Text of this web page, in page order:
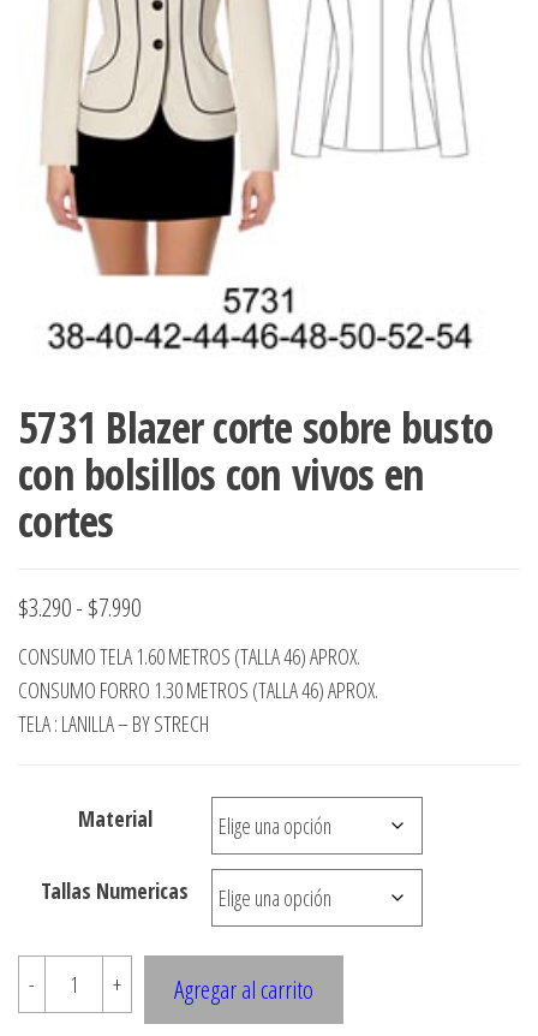
accumark ,
pdf , Moldes
Gerber ,
ropa,
Graduaciones,
Ploteo y
Digitalización
accumark,
Moldes en
5731 Blazer corte sobre busto
con bolsillos con vivos en
cortes
$3.290- $7.990Rango
de
precios:
desde
hasta
CONSUMO TELA 1.60 METROS (TALLA 46) APROX.
CONSUMO FORRO 1.30 METROS (TALLA 46) APROX.
TELA : LANILLA – BY STRECH
Material
Tallas Numericas
-
5731
+ Agregar al carrito